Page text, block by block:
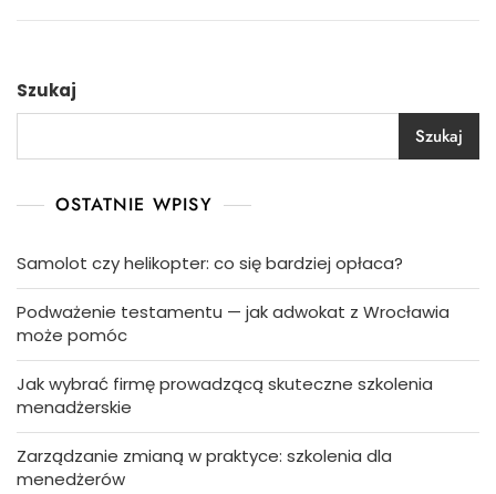
Szukaj
Szukaj
OSTATNIE WPISY
Samolot czy helikopter: co się bardziej opłaca?
Podważenie testamentu — jak adwokat z Wrocławia
może pomóc
Jak wybrać firmę prowadzącą skuteczne szkolenia
menadżerskie
Zarządzanie zmianą w praktyce: szkolenia dla
menedżerów